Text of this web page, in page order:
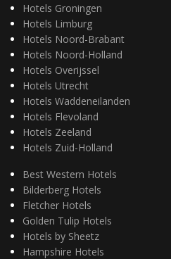
Hotels Groningen
Hotels Limburg
Hotels Noord-Brabant
Hotels Noord-Holland
Hotels Overijssel
Hotels Utrecht
Hotels Waddeneilanden
Hotels Flevoland
Hotels Zeeland
Hotels Zuid-Holland
Best Western Hotels
Bilderberg Hotels
Fletcher Hotels
Golden Tulip Hotels
Hotels by Sheetz
Hampshire Hotels